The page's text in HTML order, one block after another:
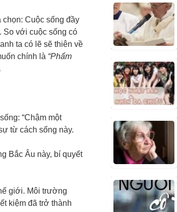
Cuộc sống đầy
So với cuộc sống có
ta có lẽ sẽ thiên về
chính là “Phẩm
“Chậm một
từ cách sống này.
Bắc Âu này, bí quyết
giới. Môi trường
kiệm đã trở thành